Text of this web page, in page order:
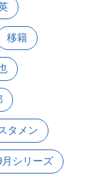
移籍
タメン
月シリーズ